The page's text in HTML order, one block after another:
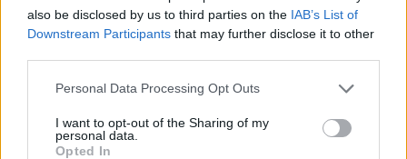
also be disclosed by us to third parties on the IAB’s List of
Downstream Participants that may further disclose it to other
Personal Data Processing Opt Outs
I want to opt-out of the Sharing of my
personal data.
Opted In
pakalpojumiem